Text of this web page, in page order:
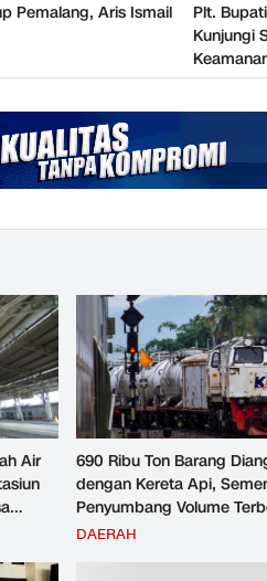
Pemalang, Aris Ismail
Plt.
Kunjungi
Air
690 Ribu Ton Barang
dengan Kereta Api,
Penyumbang Volume
Angkutan Barang KAI
DAERAH